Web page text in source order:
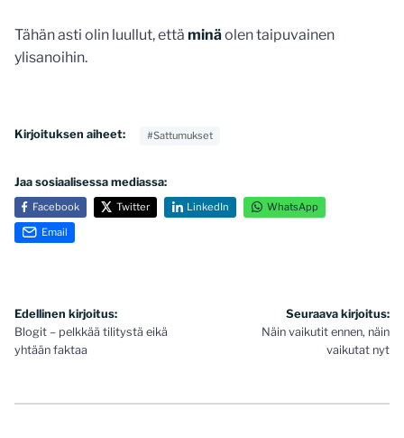
Tähän asti olin luullut, että minäolen taipuvainen
ylisanoihin.
Kirjoituksen aiheet: #Sattumukset
Jaa sosiaalisessa mediassa:
Facebook Twitter LinkedIn WhatsApp
Email
Artikkelien
selaus
Edellinen kirjoitus:
Blogit – pelkkää tilitystä eikä
yhtään faktaa
Seuraava kirjoitus:
Näin vaikutit ennen, näin
vaikutat nyt